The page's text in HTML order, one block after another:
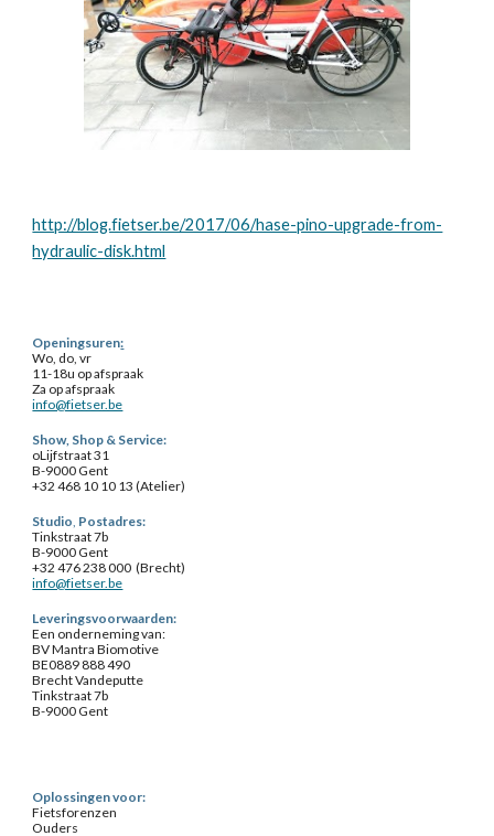
http://blog.fietser.be/2017/06/hase-pino-upgrade-from-
hydraulic-disk.html
Openingsuren:
Wo, do, vr
11-18u op afspraak
Za op afspraak
info@fietser.be
Show, Shop & Service:
oLijfstraat 31
B-9000 Gent
+32 468 10 10 13 (Atelier)
Studio, Postadres:
Tinkstraat 7b
B-9000 Gent
+32 476 238 000 (Brecht)
info@fietser.be
Leveringsvoorwaarden:
Een onderneming van:
BV Mantra Biomotive
BE0889 888 490
Brecht Vandeputte
Tinkstraat 7b
B-9000 Gent
Oplossingen voor:
Fietsforenzen
Ouders